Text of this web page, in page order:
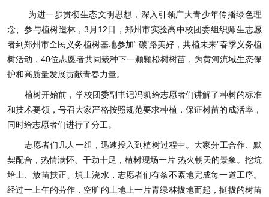
为进一步贯彻生态文明思想，深入引领广大青少年传播绿色理
念、参与植树造林，3月12日，郑州市实验高中校团委组织师生志愿
者到郑州市全民义务植树基地参加“‘碳’路美好，共植未来”春季义务植
树活动，40位志愿者共同栽种下一颗颗松树树苗，为黄河流域生态保
护和高质量发展贡献青春力量。
植树开始前，学校团委副书记冯凯给志愿者们讲解了种树的标准
和技术要领，号召大家严格按照规范要求种植，保证树苗的成活率，
同时给志愿者们进行了分工。
志愿者们几人一组，迅速投入到植树过程中。大家分工合作、默
契配合，热情满怀、干劲十足，植树现场一片 热火朝天的景象。挖坑
培土、放苗扶正、填土浇水，志愿者们有条不紊地完成每一道工序。
经过一上午的劳作，空旷的土地上一片青绿林拔地而起，挺拔的树苗